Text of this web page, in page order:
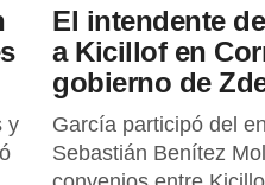
y
El intendente
a Kicillof en
gobierno de
García participó del
Sebastián Benítez